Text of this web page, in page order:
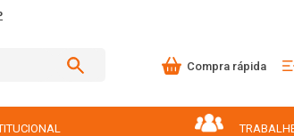
Compra rápida